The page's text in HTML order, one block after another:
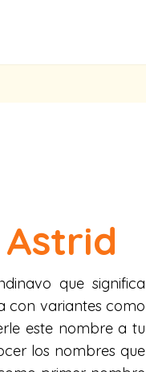
Astrid
que significa
con variantes como
este nombre a tu
los nombres que